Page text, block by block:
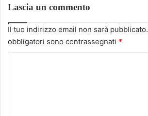
Lascia un commento
Il tuo indirizzo email non sarà pubblicato.
obbligatori sono contrassegnati *